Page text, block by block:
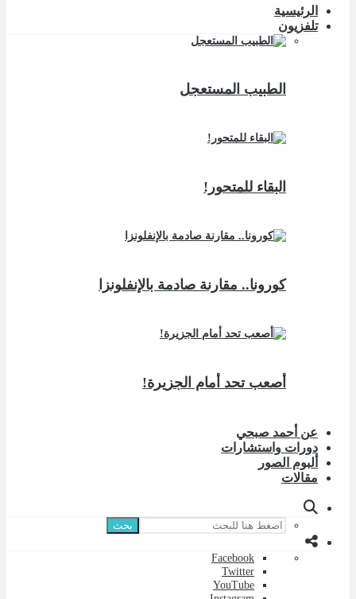
الرئيسية
تلفزيون
الطبيب المستعجل
البقاء للمتحور!
كورونا.. مقارنة صادمة بالإنفلونزا
أصعب تحد أمام الجزيرة!
عن أحمد صبحي
دورات واستشارات
ألبوم الصور
مقالات
بحث
Facebook
Twitter
YouTube